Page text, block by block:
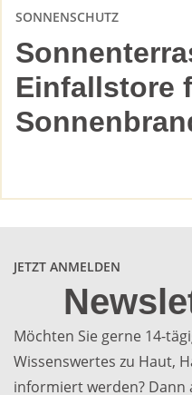
Einfallstore
SONNENSCHUTZ
JETZT ANMELDEN
Möchten Sie gerne 14-
Wissenswertes zu Haut,
informiert werden?